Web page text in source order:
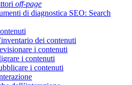
off-page
di diagnostica SEO: Search
dei contenuti
i contenuti
i contenuti
i contenuti